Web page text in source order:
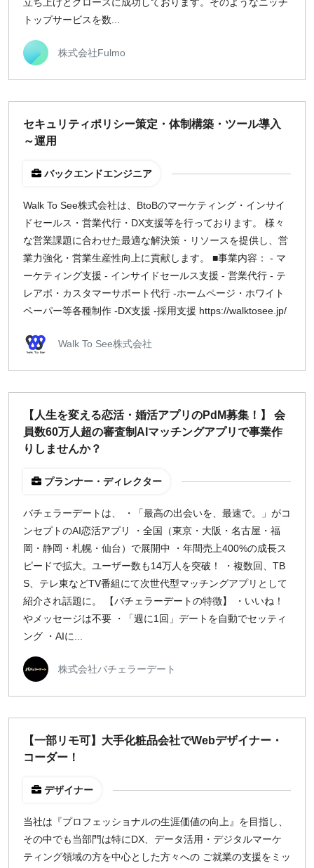
トップサービスを数...
株式会社Fulmo
セキュリティポリシー策定・体制構築・ツール導入
～運用
バックエンドエンジニア
Walk To See株式会社は、BtoBのマーケティング・インサイ
ドセールス・営業代行・DX支援等を行っております。 様々
な営業課題に合わせた最適な解決策・リソースを提供し、営
業力強化・営業生産性向上に貢献します。 ■事業内容： - マ
ーケティング支援 - インサイドセールス支援 - 営業代行 - テ
レアポ・カスタマーサポート代行 -ホームページ・ホワイト
ペーパー等各種制作 -DX支援 -採用支援 https://walktosee.jp/
Walk To See株式会社
【人生を変える恋活・婚活アプリのPdM募集！】 会
員数60万人超の審査制AIマッチングアプリで事業作
りしませんか？
プランナー・ディレクター
バチェラーデートは、 ・「最高の出会いを、最速で。」がコ
ンセプトのAI恋活アプリ ・全国（東京・大阪・名古屋・福
岡・静岡・札幌・仙台）で展開中 ・年間売上400%の成長ス
ピードで拡大。ユーザー数も14万人を突破！ ・複数回、TB
S、テレ東などTV番組にて次世代型マッチングアプリとして
紹介され話題に。 【バチェラーデートの特徴】 ・いいね！
やメッセージは不要 ・「週に1回」デートを自動でセッティ
ング ・AIに...
株式会社バチェラーデート
【一部リモ可】大手化粧品会社でWebデザイナー・
コーダー！
デザイナー
当社は『プロフェッショナルの生涯価値の向上』を目指し、
その中でも当部門は特にDX、データ活用・デジタルマーケ
ティング領域の方を中心とした方々への ご就業の支援をミッ